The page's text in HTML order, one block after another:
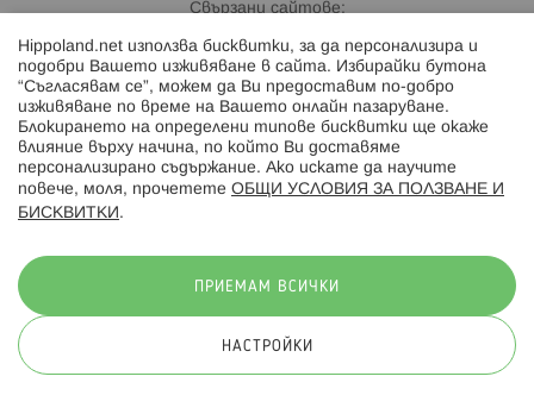
Свързани сайтове:
Hippoland.ro
Последвайте ни:
© 2026 Hippoland.net. Всички права запазени
Hippoland.net използва бисквитки, за да персонализира и
подобри Вашето изживяване в сайта. Избирайки бутона
“Съгласявам се”, можем да Ви предоставим по-добро
изживяване по време на Вашето онлайн пазаруване.
Блокирането на определени типове бисквитки ще окаже
влияние върху начина, по който Ви доставяме
персонализирано съдържание. Ако искате да научите
повече, моля, прочетете ОБЩИ УСЛОВИЯ ЗА ПОЛЗВАНЕ И
БИСКВИТКИ .
ПРИЕМАМ ВСИЧКИ
НАСТРОЙКИ